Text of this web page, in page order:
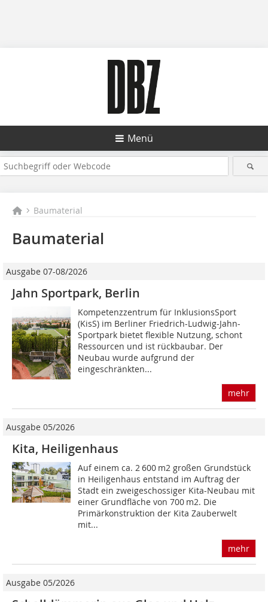
Menü
Baumaterial
Baumaterial
Ausgabe 07-08/2026
Jahn Sportpark, Berlin
Kompetenzzentrum für InklusionsSport
(KisS) im Berliner Friedrich-Ludwig-Jahn-
Sportpark bietet flexible Nutzung, schont
Ressourcen und ist rückbaubar. Der
Neubau wurde aufgrund der
eingeschränkten...
mehr
Ausgabe 05/2026
Kita, Heiligenhaus
Auf einem ca. 2 600 m2 großen Grundstück
in Heiligenhaus entstand im Auftrag der
Stadt ein zweigeschossiger Kita-Neubau mit
einer Grundfläche von 700 m2. Die
Primärkonstruktion der Kita Zauberwelt
mit...
mehr
Ausgabe 05/2026